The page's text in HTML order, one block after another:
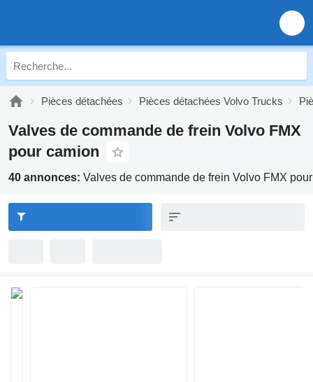
Pièces détachées Pièces détachées Volvo Trucks
Valves de commande de frein Volvo FMX
pour camion
40 annonces: Valves de commande de frein Volvo FMX